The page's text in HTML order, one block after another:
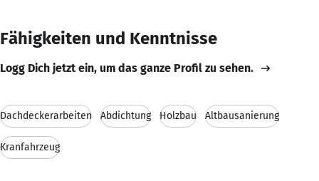
Fähigkeiten und Kenntnisse
Logg Dich jetzt ein, um das ganze Profil zu sehen.
Dachdeckerarbeiten Abdichtung Holzbau Altbausanierung
Kranfahrzeug